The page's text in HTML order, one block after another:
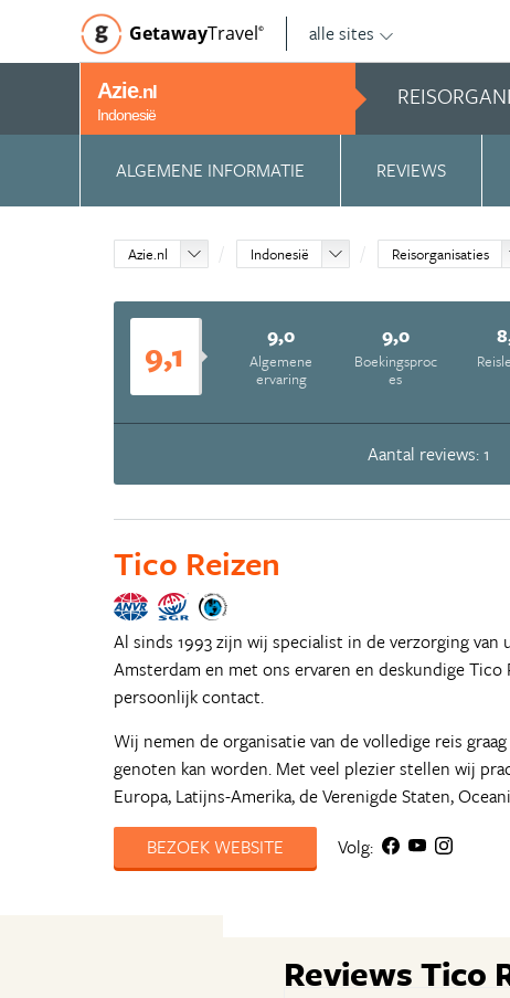
GetawayTravel© alle sites
Azie.nl
Indonesië
ALGEMENE INFORMATIE REVIEWS
Azie.nl Indonesië Reisorganisaties
9,1 9,0
Algemene
ervaring
9,0
Boekingsproc
es
Aantal reviews: 1
Tico Reizen
Al sinds 1993 zijn wij specialist in de verzorging
Amsterdam en met ons ervaren en deskundige
persoonlijk contact.
Wij nemen de organisatie van de volledige reis
genoten kan worden. Met veel plezier stellen wij
Europa, Latijns-Amerika, de Verenigde Staten,
BEZOEK WEBSITE
Volg:
Reviews Tico